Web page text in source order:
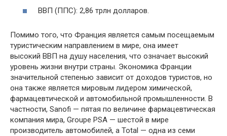
ВВП (ППС): 2,86 трлн долларов.
Помимо того, что Франция является самым посещаемым
туристическим направлением в мире, она имеет
высокий ВВП на душу населения, что означает высокий
уровень жизни внутри страны. Экономика Франции
значительной степенью зависит от доходов туристов, но
она также является мировым лидером химической,
фармацевтической и автомобильной промышленности. В
частности, Sanofi — пятая по величине фармацевтическая
компания мира, Groupe PSA — шестой в мире
производитель автомобилей, а Total — одна из семи